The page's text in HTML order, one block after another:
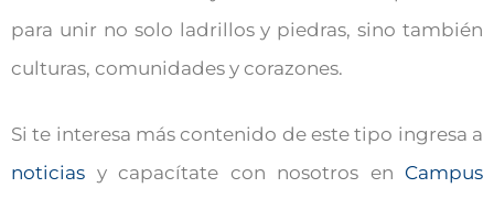
para unir no solo ladrillos y piedras, sino también
culturas, comunidades y corazones.
Si te interesa más contenido de este tipo ingresa a
noticias y capacítate con nosotros en Campus